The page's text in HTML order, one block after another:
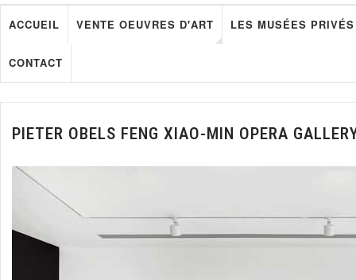
ACCUEIL VENTE OEUVRES D'ART LES MUSÉES PRIVÉS
CONTACT
PIETER OBELS FENG XIAO-MIN OPERA